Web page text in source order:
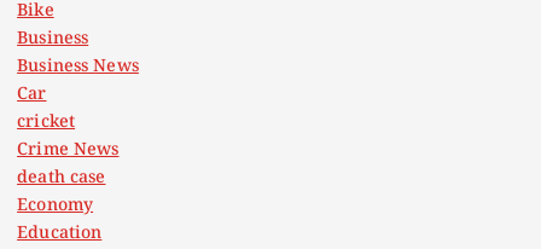
Bike
Business
Business News
Car
cricket
Crime News
death case
Economy
Education